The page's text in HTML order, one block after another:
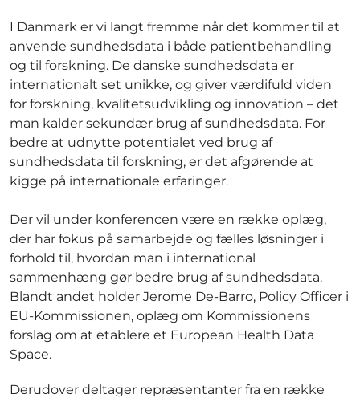
I Danmark er vi langt fremme når det kommer til at
anvende sundhedsdata i både patientbehandling
og til forskning. De danske sundhedsdata er
internationalt set unikke, og giver værdifuld viden
for forskning, kvalitetsudvikling og innovation – det
man kalder sekundær brug af sundhedsdata. For
bedre at udnytte potentialet ved brug af
sundhedsdata til forskning, er det afgørende at
kigge på internationale erfaringer.
Der vil under konferencen være en række oplæg,
der har fokus på samarbejde og fælles løsninger i
forhold til, hvordan man i international
sammenhæng gør bedre brug af sundhedsdata.
Blandt andet holder Jerome De-Barro, Policy Officer i
EU-Kommissionen, oplæg om Kommissionens
forslag om at etablere et European Health Data
Space.
Derudover deltager repræsentanter fra en række